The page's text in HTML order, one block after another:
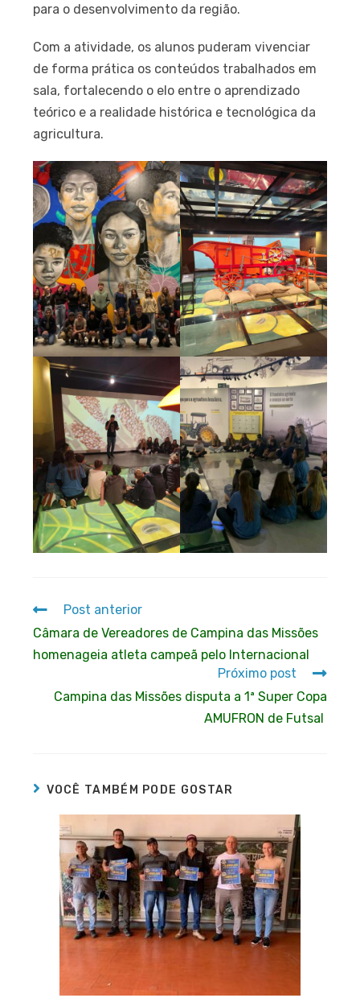
para o desenvolvimento da região.
Com a atividade, os alunos puderam vivenciar
de forma prática os conteúdos trabalhados em
sala, fortalecendo o elo entre o aprendizado
teórico e a realidade histórica e tecnológica da
agricultura.
Post anterior
Câmara de Vereadores de Campina das Missões
homenageia atleta campeã pelo Internacional
Próximo post
Campina das Missões disputa a 1ª Super Copa
AMUFRON de Futsal
VOCÊ TAMBÉM PODE GOSTAR